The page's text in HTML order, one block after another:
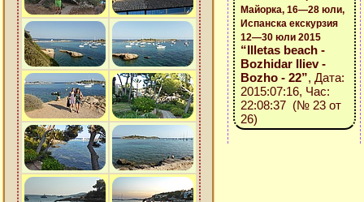
Майорка, 16—28 юли,
Испанска екскурзия
12—30 юли 2015
“Illetas beach -
Bozhidar Iliev -
Bozho - 22”, Дата:
2015:07:16, Час:
22:08:37 (№ 23 от
26)